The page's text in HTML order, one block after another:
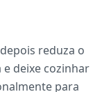
reduza o
e deixe cozinhar
para